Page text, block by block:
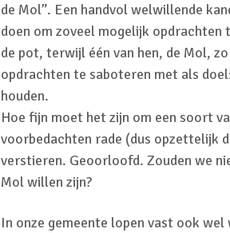
de Mol”. Een handvol welwillende
doen om zoveel mogelijk opdrachten
de pot, terwijl één van hen, de Mol,
opdrachten te saboteren met als
houden.
Hoe fijn moet het zijn om een soort
voorbedachten rade (dus opzettelijk
verstieren. Geoorloofd. Zouden we
Mol willen zijn?
In onze gemeente lopen vast ook